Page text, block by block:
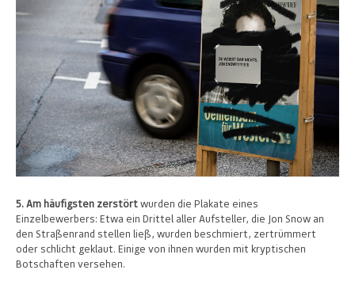
5. Am häufigsten zerstörtwurden die Plakate eines
Einzelbewerbers: Etwa ein Drittel aller Aufsteller, die Jon Snow an
den Straßenrand stellen ließ, wurden beschmiert, zertrümmert
oder schlicht geklaut. Einige von ihnen wurden mit kryptischen
Botschaften versehen.